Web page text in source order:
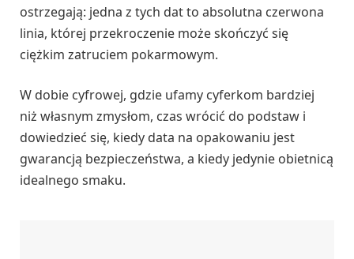
ostrzegają: jedna z tych dat to absolutna czerwona
linia, której przekroczenie może skończyć się
ciężkim zatruciem pokarmowym.
W dobie cyfrowej, gdzie ufamy cyferkom bardziej
niż własnym zmysłom, czas wrócić do podstaw i
dowiedzieć się, kiedy data na opakowaniu jest
gwarancją bezpieczeństwa, a kiedy jedynie obietnicą
idealnego smaku.